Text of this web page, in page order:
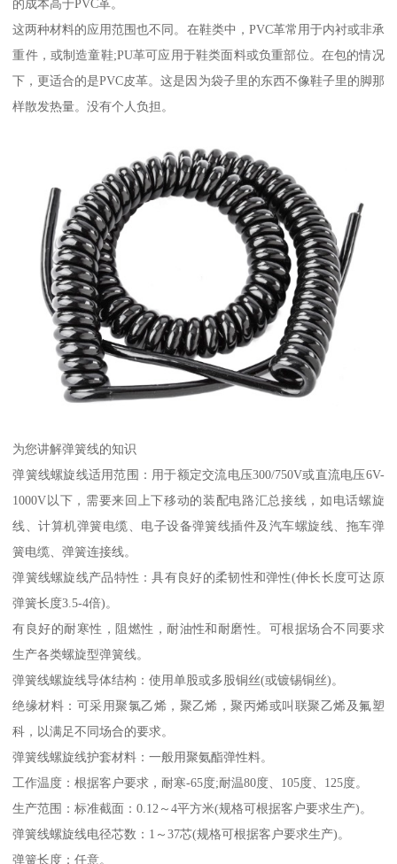
的成本高于PVC革。
这两种材料的应用范围也不同。在鞋类中，PVC革常用于内衬或非承
重件，或制造童鞋;PU革可应用于鞋类面料或负重部位。在包的情况
下，更适合的是PVC皮革。这是因为袋子里的东西不像鞋子里的脚那
样散发热量。没有个人负担。
为您讲解弹簧线的知识
弹簧线螺旋线适用范围：用于额定交流电压300/750V或直流电压6V-
1000V以下，需要来回上下移动的装配电路汇总接线，如电话螺旋
线、计算机弹簧电缆、电子设备弹簧线插件及汽车螺旋线、拖车弹
簧电缆、弹簧连接线。
弹簧线螺旋线产品特性：具有良好的柔韧性和弹性(伸长长度可达原
弹簧长度3.5-4倍)。
有良好的耐寒性，阻燃性，耐油性和耐磨性。可根据场合不同要求
生产各类螺旋型弹簧线。
弹簧线螺旋线导体结构：使用单股或多股铜丝(或镀锡铜丝)。
绝缘材料：可采用聚氯乙烯，聚乙烯，聚丙烯或叫联聚乙烯及氟塑
科，以满足不同场合的要求。
弹簧线螺旋线护套材料：一般用聚氨酯弹性料。
工作温度：根据客户要求，耐寒-65度;耐温80度、105度、125度。
生产范围：标准截面：0.12～4平方米(规格可根据客户要求生产)。
弹簧线螺旋线电径芯数：1～37芯(规格可根据客户要求生产)。
弹簧长度：任意。